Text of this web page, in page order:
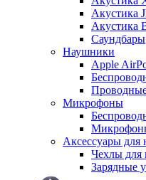
Акустика
Акустика
Саундбары
Наушники
Apple
Микрофоны
Аксессуары для
Чехлы для
Зарядные